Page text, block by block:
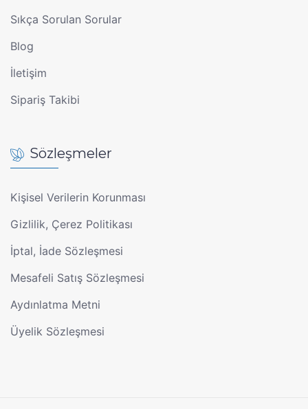
Sıkça Sorulan Sorular
Blog
İletişim
Sipariş Takibi
Sözleşmeler
Kişisel Verilerin Korunması
Gizlilik, Çerez Politikası
İptal, İade Sözleşmesi
Mesafeli Satış Sözleşmesi
Aydınlatma Metni
Üyelik Sözleşmesi